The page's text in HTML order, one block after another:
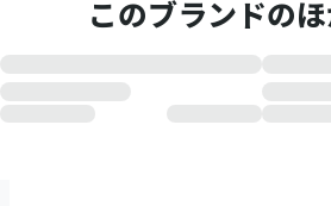
このブランドの